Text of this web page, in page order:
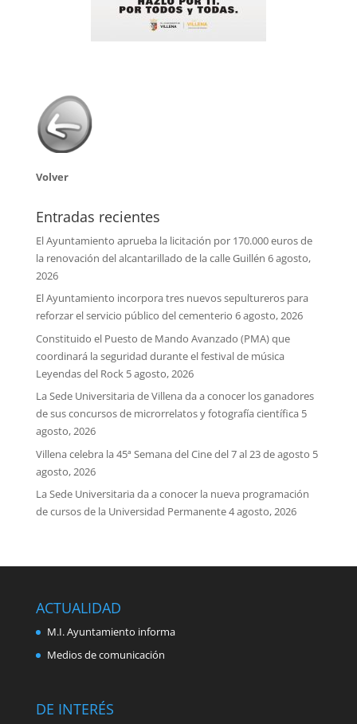
Volver
Entradas recientes
El Ayuntamiento aprueba la licitación por 170.000 euros de
la renovación del alcantarillado de la calle Guillén 6 agosto,
2026
El Ayuntamiento incorpora tres nuevos sepultureros para
reforzar el servicio público del cementerio 6 agosto, 2026
Constituido el Puesto de Mando Avanzado (PMA) que
coordinará la seguridad durante el festival de música
Leyendas del Rock 5 agosto, 2026
La Sede Universitaria de Villena da a conocer los ganadores
de sus concursos de microrrelatos y fotografía científica 5
agosto, 2026
Villena celebra la 45ª Semana del Cine del 7 al 23 de agosto 5
agosto, 2026
La Sede Universitaria da a conocer la nueva programación
de cursos de la Universidad Permanente4 agosto, 2026
ACTUALIDAD
M.I. Ayuntamiento informa
Medios de comunicación
DE INTERÉS